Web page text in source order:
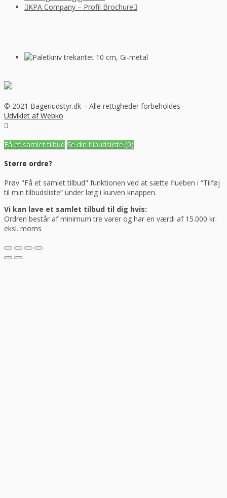
KPA Company – Profil Brochure
© 2021 Bageriudstyr.dk – Alle rettigheder forbeholdes–
Udviklet af Webko
Få et samlet tilbud Se din tilbudsliste (0)
Større ordre?
Prøv "Få et samlet tilbud" funktionen ved at sætte flueben i “Tilføj
til min tilbudsliste” under læg i kurven knappen.
Vi kan lave et samlet tilbud til dig hvis:
Ordren består af minimum tre varer og har en værdi af 15.000 kr.
eksl. moms